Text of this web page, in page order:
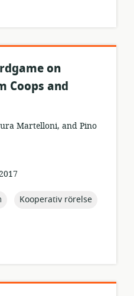
on
Coops and
Martelloni, and Pino
topic:
Kooperativ rörelse